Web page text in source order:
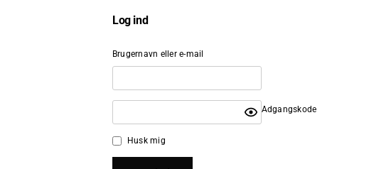
Log ind
Brugernavn eller e-mail
Adgangskode
Husk mig